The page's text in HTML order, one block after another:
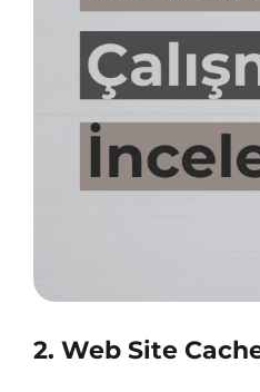
2. Web Site Cache